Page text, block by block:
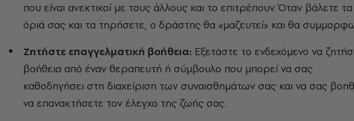
που είναι ανεκτικοί με τους άλλους και το επιτρέπουν. Όταν βάλετε τα
όριά σας και τα τηρήσετε, ο δράστης θα «μαζευτεί» και θα
Ζητήστε επαγγελματική βοήθεια: Εξετάστε το ενδεχόμενο να
βοήθεια από έναν θεραπευτή ή σύμβουλο που μπορεί να σας
καθοδηγήσει στη διαχείριση των συναισθημάτων σας και να σας
να επανακτήσετε τον έλεγχο της ζωής σας.